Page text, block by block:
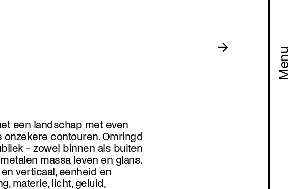
Menu
een landschap met even
onzekere contouren. Omringd
- zowel binnen als buiten
massa leven en glans.
verticaal, eenheid en
materie, licht, geluid,